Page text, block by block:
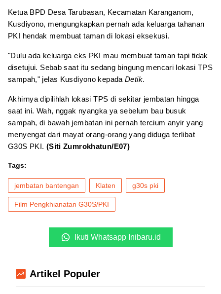
Ketua BPD Desa Tarubasan, Kecamatan Karanganom,
Kusdiyono, mengungkapkan pernah ada keluarga tahanan
PKI hendak membuat taman di lokasi eksekusi.
"Dulu ada keluarga eks PKI mau membuat taman tapi tidak
disetujui. Sebab saat itu sedang bingung mencari lokasi TPS
sampah," jelas Kusdiyono kepada Detik.
Akhirnya dipilihlah lokasi TPS di sekitar jembatan hingga
saat ini. Wah, nggak nyangka ya sebelum bau busuk
sampah, di bawah jembatan ini pernah tercium anyir yang
menyengat dari mayat orang-orang yang diduga terlibat
G30S PKI. (Siti Zumrokhatun/E07)
Tags:
jembatan bantengan Klaten g30s pki
Film Pengkhianatan G30S/PKI
Ikuti Whatsapp Inibaru.id
Artikel Populer